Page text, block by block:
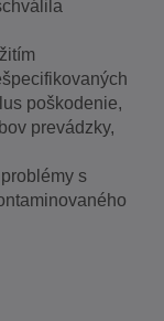
poškodenie,
prevádzky,
s